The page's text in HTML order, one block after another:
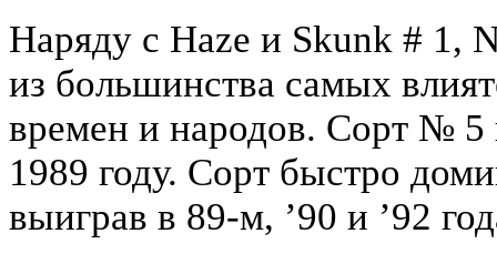
Наряду с Haze и Skunk # 1,
из большинства самых
времен и народов. Сорт № 5
1989 году. Сорт быстро
выиграв в 89-м, ’90 и ’92